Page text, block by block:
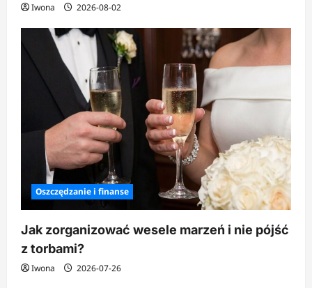
Iwona 2026-08-02
Oszczędzanie i finanse
Jak zorganizować wesele marzeń i nie pójść
z torbami?
Iwona 2026-07-26